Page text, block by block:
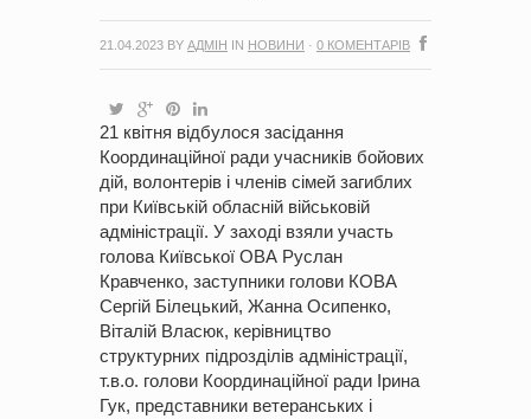
21.04.2023 BY АДМІН IN НОВИНИ · 0 КОМЕНТАРІВ
21 квітня відбулося засідання
Координаційної ради учасників бойових
дій, волонтерів і членів сімей загиблих
при Київській обласній військовій
адміністрації. У заході взяли участь
голова Київської ОВА Руслан
Кравченко, заступники голови КОВА
Сергій Білецький, Жанна Осипенко,
Віталій Власюк, керівництво
структурних підрозділів адміністрації,
т.в.о. голови Координаційної ради Ірина
Гук, представники ветеранських і